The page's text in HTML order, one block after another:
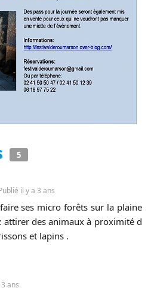
5
il y a 3 ans
ses micro forêts sur la plaine
attirer des animaux à proximité d
et lapins .
ans